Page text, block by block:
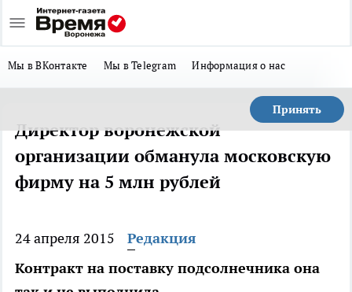
Мы в ВКонтакте Мы в Telegram Информация о нас
Принять
Директор воронежской
организации обманула московскую
фирму на 5 млн рублей
24 апреля 2015
Редакция
Контракт на поставку подсолнечника она